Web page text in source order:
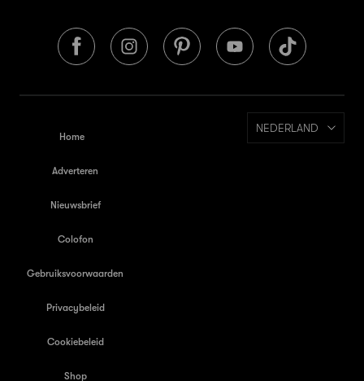
Home
Adverteren
Nieuwsbrief
Colofon
Gebruiksvoorwaarden
Privacybeleid
Cookiebeleid
Shop
NEDERLAND